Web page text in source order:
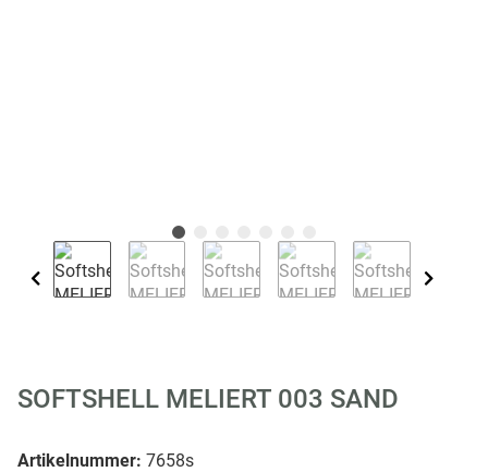
SOFTSHELL MELIERT 003 SAND
Artikelnummer: 7658s